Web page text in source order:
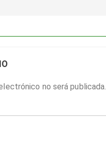
no será publicada.